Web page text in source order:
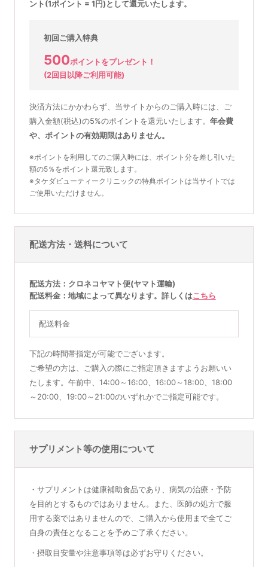
ント(1ポイント = 1円)として還元いたします。
初回ご購入特典
500ポイントをプレゼント！
(2回目以降ご利用可能)
決済方法にかかわらず、当サイトからのご購入時には、ご
購入金額(税込)の5%のポイントを還元いたします。 年会費
や、ポイントの有効期限はありません。
※ポイントを利用してのご購入時には、ポイント分を差し引いた
額の5％をポイント還元致します。
※タケダビューティークリニックの特典ポイントは当サイトでは
ご使用いただけません。
配送方法・送料について
配送方法
クロネコヤマト便(ヤマト運輸)
配送料金
地域によって異なります。詳しくはこちら
配送料金
下記の時間帯指定が可能でございます。
ご希望の方は、ご購入の際にご指定頂きますようお願いい
たします。午前中、14:00～16:00、16:00～18:00、18:00
～20:00、19:00～21:00のいずれかでご指定可能です。
サプリメント等の使用について
・サプリメントは健康補助食品であり、病気の治療・予防
を目的とするものではありません。また、医師の処方で服
用する薬ではありませんので、ご購入から使用まで全てご
自身の責任となることを予めご了承ください。
・摂取目安量や注意事項等は必ずお守りください。